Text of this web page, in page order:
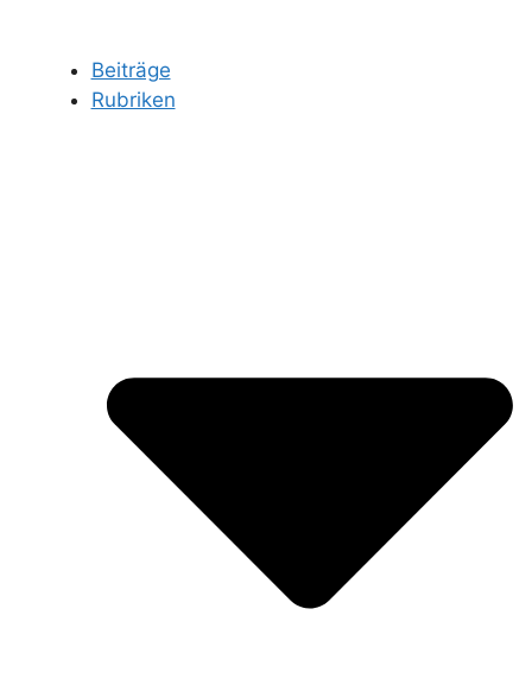
Beiträge
Rubriken